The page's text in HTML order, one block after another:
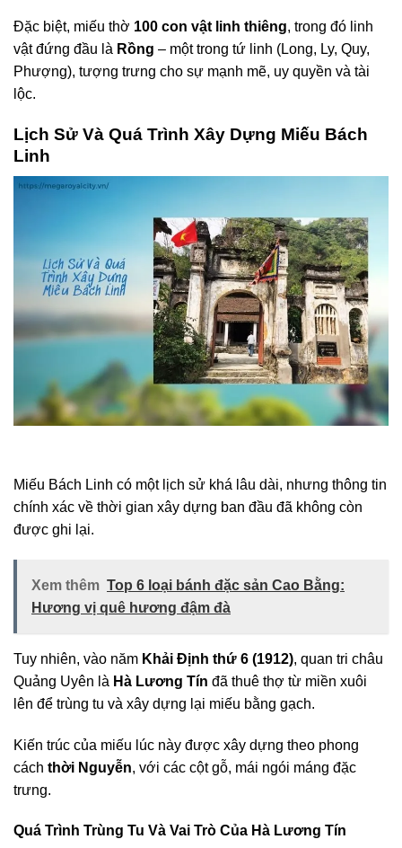
Đặc biệt, miếu thờ 100 con vật linh thiêng, trong đó linh
vật đứng đầu là Rồng – một trong tứ linh (Long, Ly, Quy,
Phượng), tượng trưng cho sự mạnh mẽ, uy quyền và tài
lộc.
Lịch Sử Và Quá Trình Xây Dựng Miếu Bách
Linh
Miếu Bách Linh có một lịch sử khá lâu dài, nhưng thông tin
chính xác về thời gian xây dựng ban đầu đã không còn
được ghi lại.
Xem thêm Top 6 loại bánh đặc sản Cao Bằng:
Hương vị quê hương đậm đà
Tuy nhiên, vào năm Khải Định thứ 6 (1912), quan tri châu
Quảng Uyên là Hà Lương Tín đã thuê thợ từ miền xuôi
lên để trùng tu và xây dựng lại miếu bằng gạch.
Kiến trúc của miếu lúc này được xây dựng theo phong
cách thời Nguyễn, với các cột gỗ, mái ngói máng đặc
trưng.
Quá Trình Trùng Tu Và Vai Trò Của Hà Lương Tín